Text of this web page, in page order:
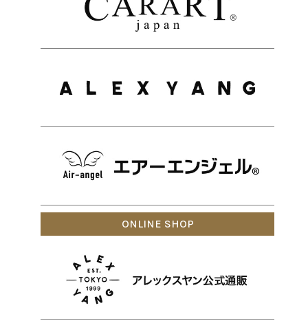
ONLINE SHOP